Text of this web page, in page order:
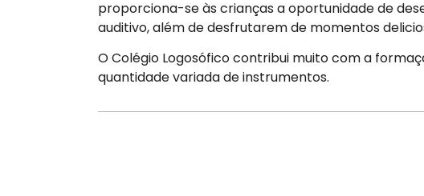
proporciona-se às crianças a oportunidade de
auditivo, além de desfrutarem de momentos
O Colégio Logosófico contribui muito com a
quantidade variada de instrumentos. ​